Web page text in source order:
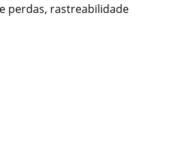
perdas, rastreabilidade